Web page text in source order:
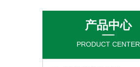
产品中心
PRODUCT CENTER